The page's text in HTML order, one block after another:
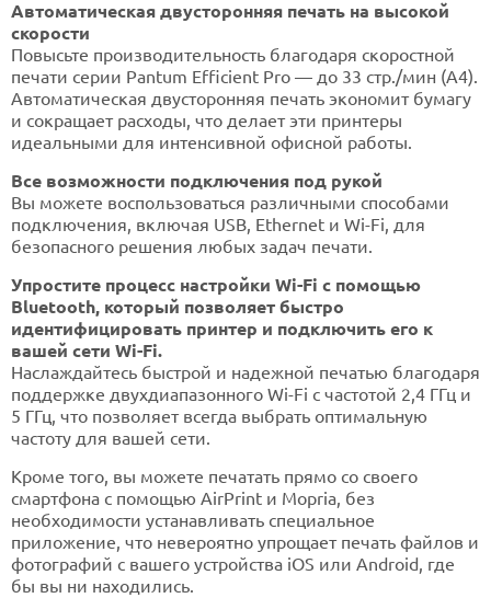
Автоматическая двусторонняя печать на высокой
скорости
Повысьте производительность благодаря скоростной
печати серии Pantum Efficient Pro — до 33 стр./мин (A4).
Автоматическая двусторонняя печать экономит бумагу
и сокращает расходы, что делает эти принтеры
идеальными для интенсивной офисной работы.
Все возможности подключения под рукой
Вы можете воспользоваться различными способами
подключения, включая USB, Ethernet и Wi-Fi, для
безопасного решения любых задач печати.
Упростите процесс настройки Wi-Fi с помощью
Bluetooth, который позволяет быстро
идентифицировать принтер и подключить его к
вашей сети Wi-Fi.
Наслаждайтесь быстрой и надежной печатью благодаря
поддержке двухдиапазонного Wi-Fi с частотой 2,4 ГГц и
5 ГГц, что позволяет всегда выбрать оптимальную
частоту для вашей сети.
Кроме того, вы можете печатать прямо со своего
смартфона с помощью AirPrint и Mopria, без
необходимости устанавливать специальное
приложение, что невероятно упрощает печать файлов и
фотографий с вашего устройства iOS или Android, где
бы вы ни находились.